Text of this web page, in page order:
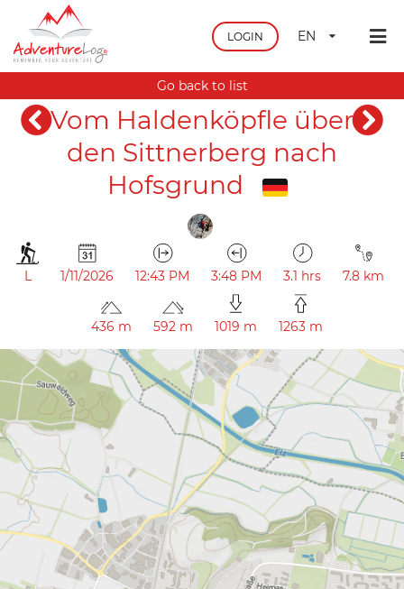
LOGIN EN
Go back to list
Vom Haldenköpfle über
den Sittnerberg nach
Hofsgrund
L 1/11/2026 12:43 PM 3:48 PM 3.1 hrs 7.8 km
436 m 592 m 1019 m 1263 m